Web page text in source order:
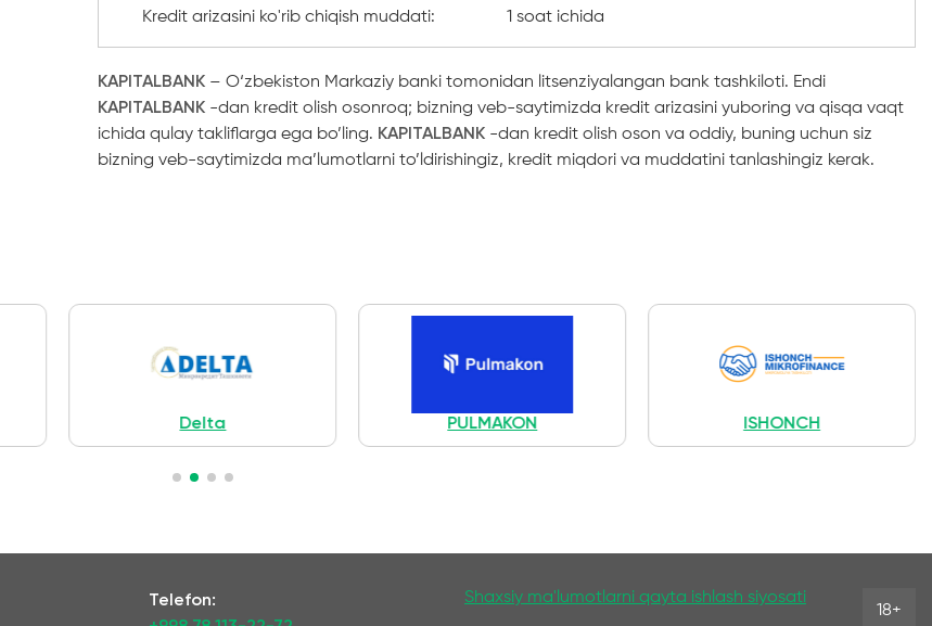
Kredit arizasini ko'rib chiqish muddati: 1 soat ichida
KAPITALBANK – O‘zbekiston Markaziy banki tomonidan litsenziyalangan bank tashkiloti. Endi
KAPITALBANK -dan kredit olish osonroq; bizning veb-saytimizda kredit arizasini yuboring va qisqa vaqt
ichida qulay takliflarga ega bo’ling. KAPITALBANK -dan kredit olish oson va oddiy, buning uchun siz
bizning veb-saytimizda ma’lumotlarni to’ldirishingiz, kredit miqdori va muddatini tanlashingiz kerak.
Delta PULMAKON ISHONCH
Telefon:
Shaxsiy ma'lumotlarni qayta ishlash siyosati
18+